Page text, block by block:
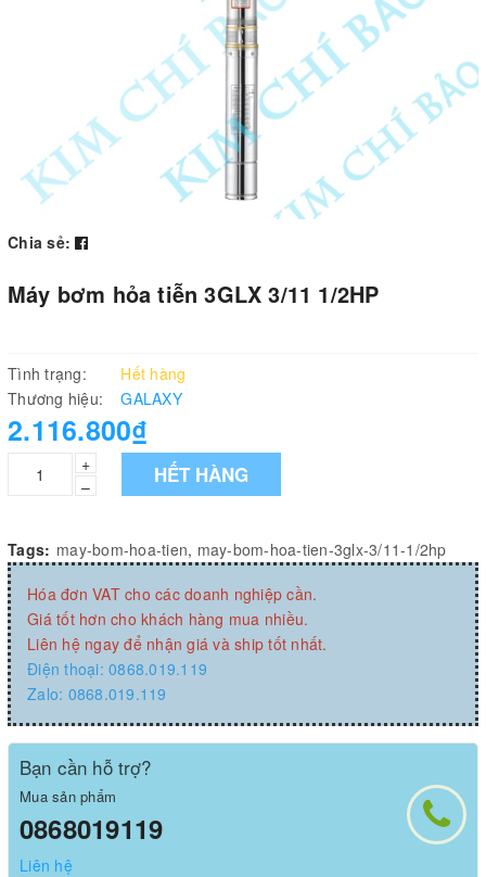
Chia sẻ:
Máy bơm hỏa tiễn 3GLX 3/11 1/2HP
Tình trạng:
Hết hàng
Thương hiệu:
GALAXY
2.116.800₫
+
–
HẾT HÀNG
Tags: may-bom-hoa-tien, may-bom-hoa-tien-3glx-3/11-1/2hp
Hóa đơn VAT cho các doanh nghiệp cần.
Giá tốt hơn cho khách hàng mua nhiều.
Liên hệ ngay để nhận giá và ship tốt nhất.
Điện thoại: 0868.019.119
Zalo: 0868.019.119
Bạn cần hỗ trợ?
Mua sản phẩm
0868019119
Liên hệ